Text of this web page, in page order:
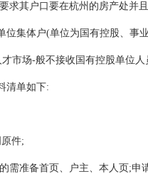
求其户口要在杭州的房产处并
集体户(单位为国有控股、事
市场-般不接收国有控股单位人
清单如下:
件;
需准备首页、户主、本人页;申